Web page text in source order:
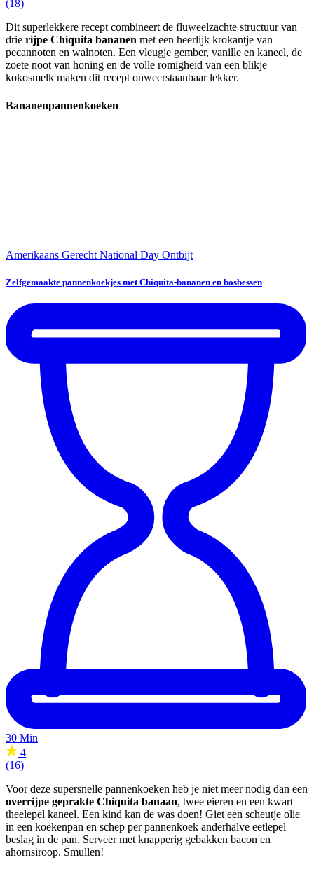
(18)
Dit superlekkere recept combineert de fluweelzachte structuur van
drie rijpe Chiquita bananen met een heerlijk krokantje van
pecannoten en walnoten. Een vleugje gember, vanille en kaneel, de
zoete noot van honing en de volle romigheid van een blikje
kokosmelk maken dit recept onweerstaanbaar lekker.
Bananenpannenkoeken
Amerikaans Gerecht National Day Ontbijt
Zelfgemaakte pannenkoekjes met Chiquita-bananen en bosbessen
30 Min
4
(16)
Voor deze supersnelle pannenkoeken heb je niet meer nodig dan een
overrijpe geprakte Chiquita banaan, twee eieren en een kwart
theelepel kaneel. Een kind kan de was doen! Giet een scheutje olie
in een koekenpan en schep per pannenkoek anderhalve eetlepel
beslag in de pan. Serveer met knapperig gebakken bacon en
ahornsiroop. Smullen!